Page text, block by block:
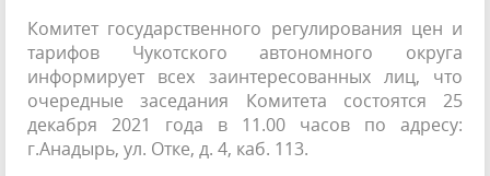
Комитет государственного регулирования цен и
тарифов Чукотского автономного округа
информирует всех заинтересованных лиц, что
очередные заседания Комитета состоятся 25
декабря 2021 года в 11.00 часов по адресу:
г.Анадырь, ул. Отке, д. 4, каб. 113.